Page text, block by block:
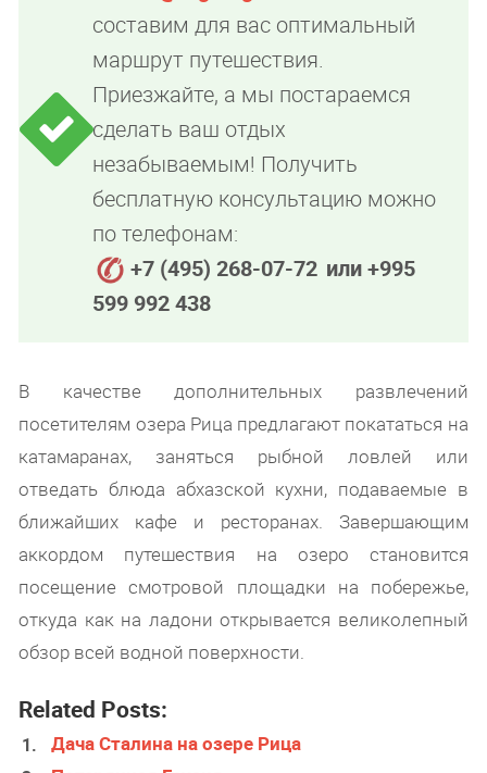
составим для вас оптимальный
маршрут путешествия.
Приезжайте, а мы постараемся
сделать ваш отдых
незабываемым! Получить
бесплатную консультацию можно
по телефонам:
+7 (495) 268-07-72 или +995
599 992 438
В качестве дополнительных развлечений
посетителям озера Рица предлагают покататься на
катамаранах, заняться рыбной ловлей или
отведать блюда абхазской кухни, подаваемые в
ближайших кафе и ресторанах. Завершающим
аккордом путешествия на озеро становится
посещение смотровой площадки на побережье,
откуда как на ладони открывается великолепный
обзор всей водной поверхности.
Related Posts:
Дача Сталина на озере Рица